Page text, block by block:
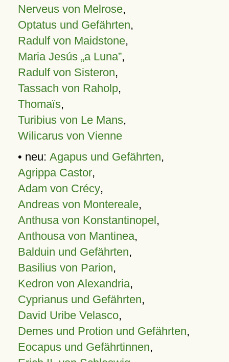
Nerveus von Melrose,
Optatus und Gefährten,
Radulf von Maidstone,
Maria Jesús „a Luna”,
Radulf von Sisteron,
Tassach von Raholp,
Thomaïs,
Turibius von Le Mans,
Wilicarus von Vienne
• neu: Agapus und Gefährten,
Agrippa Castor,
Adam von Crécy,
Andreas von Montereale,
Anthusa von Konstantinopel,
Anthousa von Mantinea,
Balduin und Gefährten,
Basilius von Parion,
Kedron von Alexandria,
Cyprianus und Gefährten,
David Uribe Velasco,
Demes und Protion und Gefährten,
Eocapus und Gefährtinnen,